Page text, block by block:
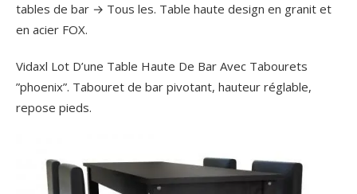
tables de bar → Tous les. Table haute design en granit et
en acier FOX.
Vidaxl Lot D’une Table Haute De Bar Avec Tabourets
”phoenix”. Tabouret de bar pivotant, hauteur réglable,
repose pieds.